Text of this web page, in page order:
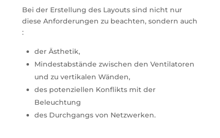
Bei der Erstellung des Layouts sind nicht nur
diese Anforderungen zu beachten, sondern auch
:
der Ästhetik,
Mindestabstände zwischen den Ventilatoren
und zu vertikalen Wänden,
des potenziellen Konflikts mit der
Beleuchtung
des Durchgangs von Netzwerken.